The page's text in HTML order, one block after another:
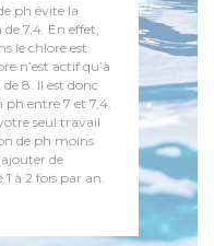
ph évite la
7,4. En effet,
le chlore est
n’est actif qu’à
8. Il est donc
entre 7 et 7,4.
seul travail
de ph moins
de
à 2 fois par an.